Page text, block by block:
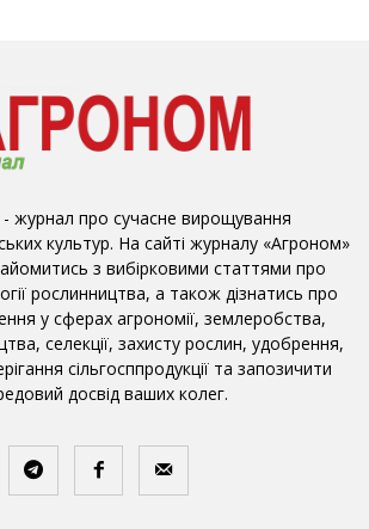
журнал про сучасне вирощування
культур. На сайті журналу «Агроном»
з вибірковими статтями про
рослинництва, а також дізнатись про
у сферах агрономії, землеробства,
селекції, захисту рослин, удобрення,
сільгосппродукції та запозичити
досвід ваших колег.